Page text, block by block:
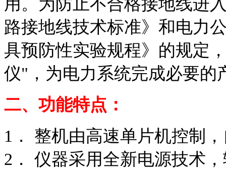
路接地线技术标准》和电力
具预防性实验规程》的规定
仪"，为电力系统完成必要的
二、功能特点：
1． 整机由高速单片机控制
2． 仪器采用全新电源技术